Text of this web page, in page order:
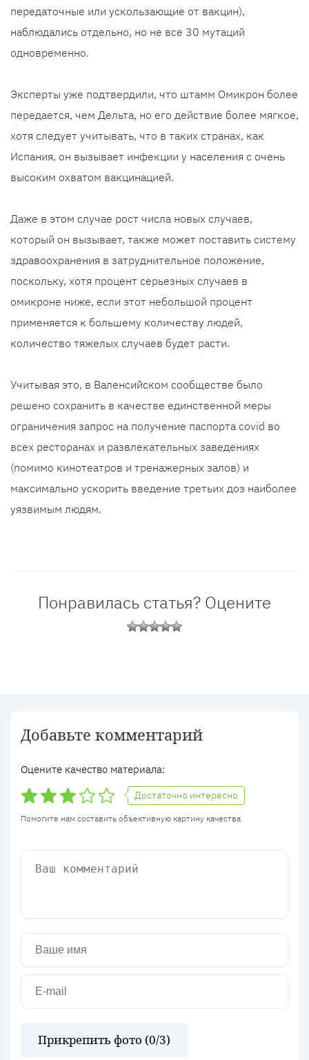
передаточные или ускользающие от вакцин),
наблюдались отдельно, но не все 30 мутаций
одновременно.
Эксперты уже подтвердили, что штамм Омикрон более
передается, чем Дельта, но его действие более мягкое,
хотя следует учитывать, что в таких странах, как
Испания, он вызывает инфекции у населения с очень
высоким охватом вакцинацией.
Даже в этом случае рост числа новых случаев,
который он вызывает, также может поставить систему
здравоохранения в затруднительное положение,
поскольку, хотя процент серьезных случаев в
омикроне ниже, если этот небольшой процент
применяется к большему количеству людей,
количество тяжелых случаев будет расти.
Учитывая это, в Валенсийском сообществе было
решено сохранить в качестве единственной меры
ограничения запрос на получение паспорта covid во
всех ресторанах и развлекательных заведениях
(помимо кинотеатров и тренажерных залов) и
максимально ускорить введение третьих доз наиболее
уязвимым людям.
Понравилась статья? Оцените
Добавьте комментарий
Оцените качество материала:
Достаточно интересно
Помогите нам составить объективную картину качества
Прикрепить фото (0/3)